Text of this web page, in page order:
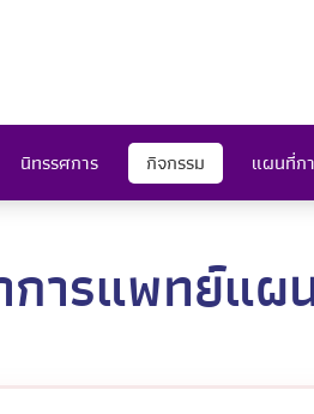
นิทรรศการ กิจกรรม แผนที่ก
การแพทย์แผ